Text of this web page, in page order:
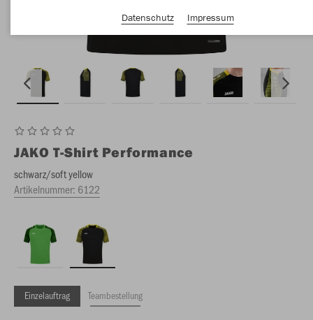
JAKO T-Shirt Performance
schwarz/soft yellow
Artikelnummer: 6122
Einzelauftrag Teambestellung
Datenschutz
Impressum